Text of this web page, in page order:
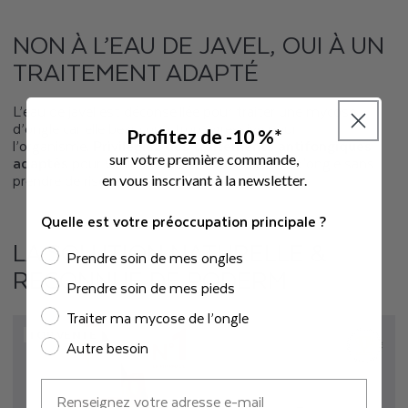
NON À L’EAU DE JAVEL, OUI À UN
TRAITEMENT ADAPTÉ
L’eau de javel est déconseillée pour traiter une mycose
d’ongle car elle beaucoup trop agressive pour
l’organisme. Privilégiez des traitements antifongiques
adaptés pour venir à bout de votre mycose d’ongle sans
prendre de risque.
LA SOLUTION NATURELLE &
RECONNUE DE PODERM
TOP VENTE
Profitez de -10 %*
sur votre première commande,
en vous inscrivant à la newsletter.
Quelle est votre préoccupation principale ?
Prendre soin de mes ongles
Prendre soin de mes pieds
Traiter ma mycose de l’ongle
Autre besoin